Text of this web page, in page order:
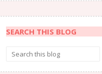
SEARCH THIS BLOG